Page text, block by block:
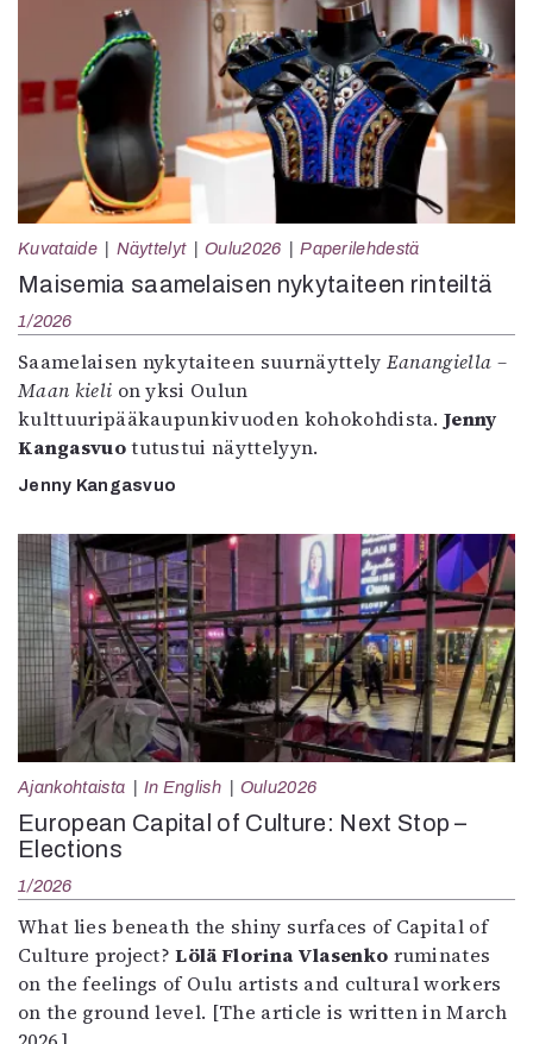
Kuvataide Näyttelyt Oulu2026 Paperilehdestä
Maisemia saamelaisen nykytaiteen rinteiltä
1/2026
Saamelaisen nykytaiteen suurnäyttely Eanangiella –
Maan kieli on yksi Oulun
kulttuuripääkaupunkivuoden kohokohdista.Jenny
Kangasvuotutustui näyttelyyn.
Jenny Kangasvuo
Ajankohtaista In English Oulu2026
European Capital of Culture: Next Stop –
Elections
1/2026
What lies beneath the shiny surfaces of Capital of
Culture project?Lölä Florina Vlasenko ruminates
on the feelings of Oulu artists and cultural workers
on the ground level. [The article is written in March